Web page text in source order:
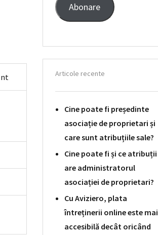
Abonare
Articole recente
Cine poate fi președinte
asociație de proprietari și
care sunt atribuțiile sale?
Cine poate fi și ce atribuții
are administratorul
asociației de proprietari?
Cu Aviziero, plata
întreținerii online este mai
accesibilă decât oricând